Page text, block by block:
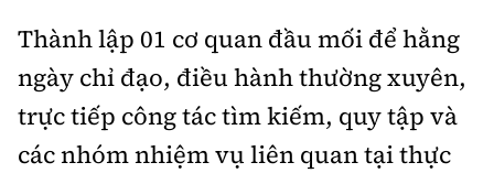
Thành lập 01 cơ quan đầu mối để hằng
ngày chỉ đạo, điều hành thường xuyên,
trực tiếp công tác tìm kiếm, quy tập và
các nhóm nhiệm vụ liên quan tại thực